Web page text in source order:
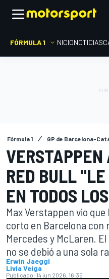
FÓRMULA 1 INICIONOTICIAS
Fórmula 1 GP de Barcelona-
VERSTAPPEN
RED BULL "LE
EN TODOS
Max Verstappen vio
corto en Barcelona con
Mercedes y McLaren.
no se debió a una sola
Erwin Jaeggi
Livia Veiga
Publicado: 14 jun 2026, 16:35